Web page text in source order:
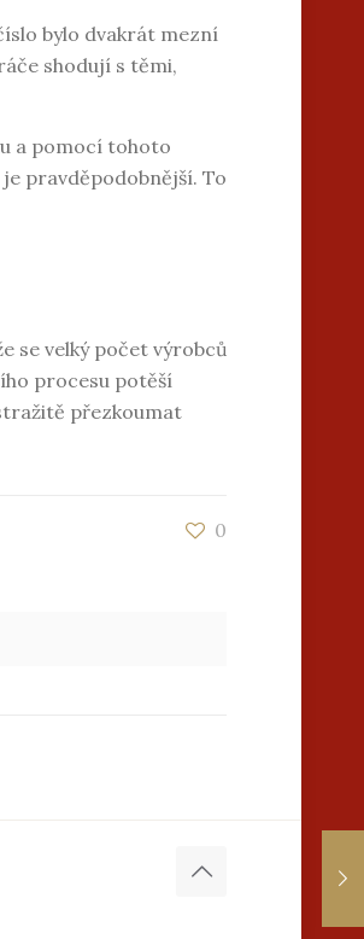
bylo dvakrát mezní
shodují s těmi,
a pomocí tohoto
pravděpodobnější. To
se velký počet výrobců
procesu potěší
přezkoumat
0